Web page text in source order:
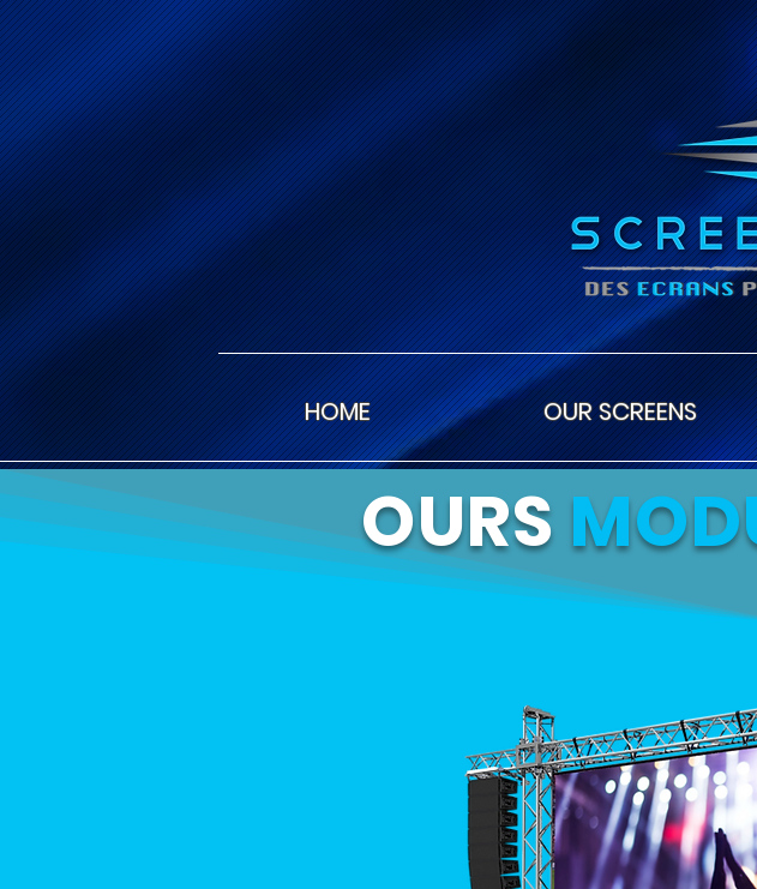
HOME OUR SCREENS
OURS